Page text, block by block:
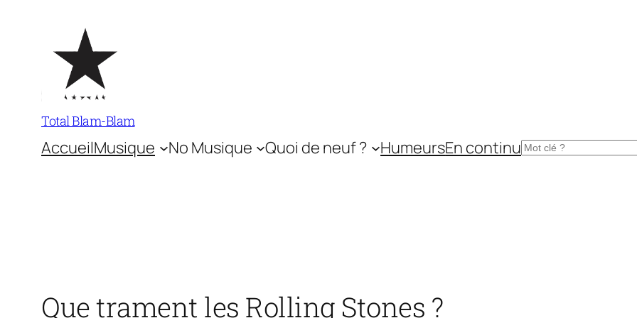
contenu
Total Blam-Blam
AccueilMusique No Musique Quoi de neuf ? HumeursEn continuRechercher
Que trament les Rolling Stones ?